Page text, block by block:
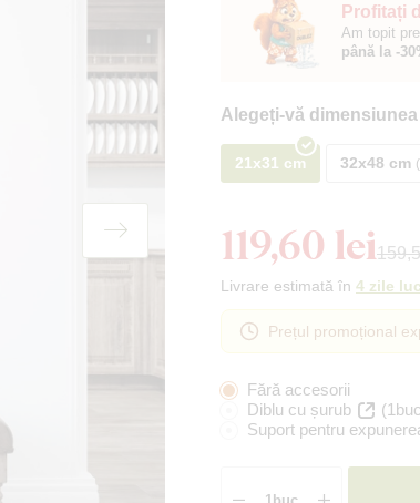
Profitați
Am topit
până la -
Alegeți-vă
21x31 cm 32x48 cm
119,60 lei
Livrare estimată în 4 zile
Prețul promoțional
Fără accesorii
Diblu cu șurub
Suport pentru